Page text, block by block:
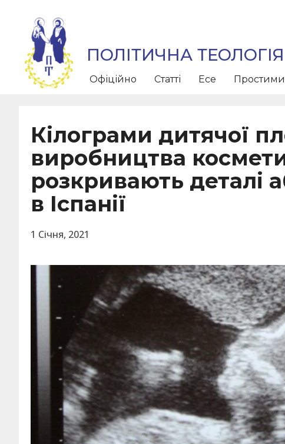
ПОЛІТИЧНА ТЕОЛОГІЯ
Офіційно Статті Есе
Кілограми дитячої
виробництва
розкривають деталі
в Іспанії
1 Січня, 2021